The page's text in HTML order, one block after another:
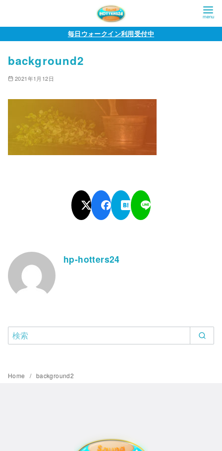
毎日ウォークイン利用受付中
background2
2021年1月12日
hp-hotters24
Home background2